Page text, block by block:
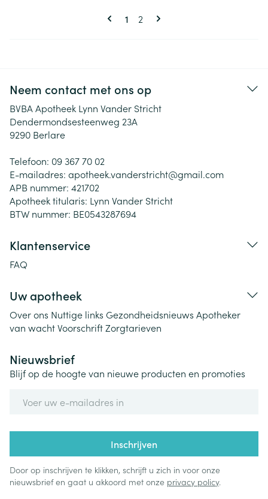
Pagina's
U lees momenteel pagina
1 Pagina
2
Neem contact met ons op
BVBA Apotheek Lynn Vander Stricht
Dendermondsesteenweg 23A
9290 Berlare
Telefoon: 09 367 70 02
E-mailadres: apotheek.vanderstricht@gmail.com
APB nummer: 421702
Apotheek titularis: Lynn Vander Stricht
BTW nummer: BE0543287694
Klantenservice
FAQ
Uw apotheek
Over ons Nuttige links Gezondheidsnieuws Apotheker
van wachtVoorschriftZorgtarieven
Nieuwsbrief
Blijf op de hoogte van nieuwe producten en promoties
Inschrijven
Door op inschrijven te klikken, schrijft u zich in voor onze
nieuwsbrief en gaat u akkoord met onze privacy policy.